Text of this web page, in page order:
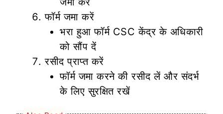
फॉर्म जमा करें
भरा हुआ फॉर्म CSC केंद्र के अधिकारी
को सौंप दें
रसीद प्राप्त करें
फॉर्म जमा करने की रसीद लें और संदर्भ
के लिए सुरक्षित रखें